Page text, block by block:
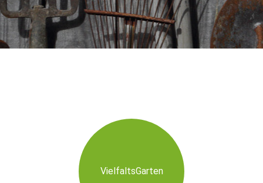
VielfaltsGarten